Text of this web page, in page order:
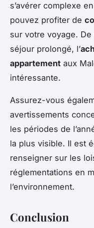
s’avérer complexe
pouvez profiter de
sur votre voyage.
séjour prolongé, l’
appartement aux
intéressante.
Assurez-vous
avertissements
les périodes de
la plus visible. Il est
renseigner sur les
réglementations en
l’environnement.
Conclusion